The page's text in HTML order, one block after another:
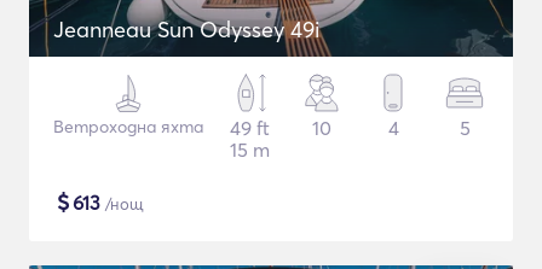
Jeanneau Sun Odyssey 49i
Ветроходна яхта
49 ft
15 m
10 4 5
$613 /нощ